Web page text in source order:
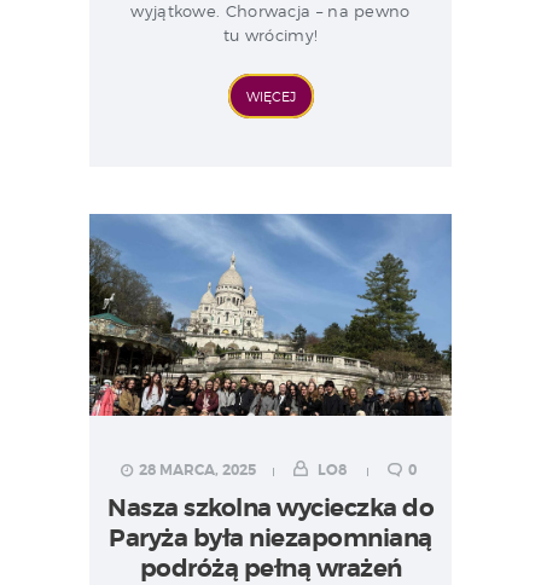
wyjątkowe. Chorwacja – na pewno
tu wrócimy!
WIĘCEJ
28 MARCA, 2025 LO8 0
Nasza szkolna wycieczka do
Paryża była niezapomnianą
podróżą pełną wrażeń